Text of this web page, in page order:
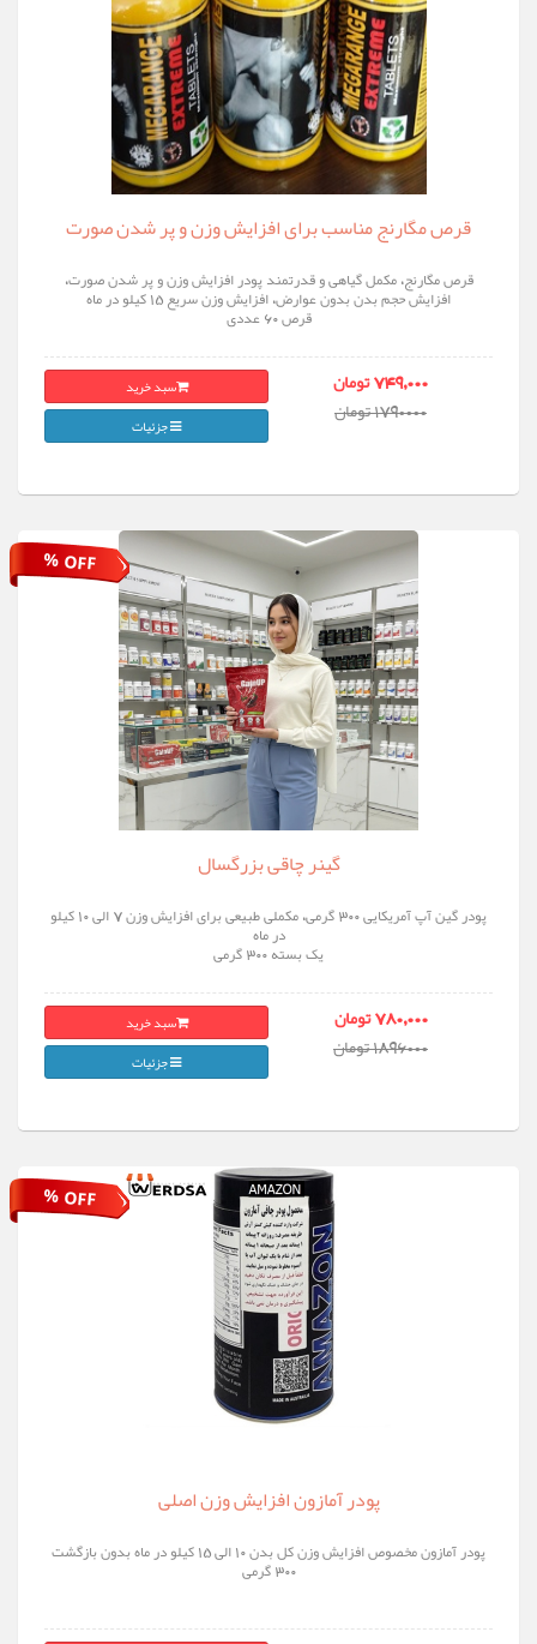
قرص مگارنج مناسب برای افزایش وزن و پر شدن صورت
قرص مگارنج، مکمل گیاهی و قدرتمند پودر افزایش وزن و پر شدن صورت،
افزایش حجم بدن بدون عوارض، افزایش وزن سریع 15 کیلو در ماه
قرص 60 عددی
749,000 تومان
1790000 تومان
سبد خرید
جزئیات
% OFF
گینر چاقی بزرگسال
پودر گین آپ آمریکایی ۳۰۰ گرمی، مکملی طبیعی برای افزایش وزن 7 الی 10 کیلو
در ماه
یک بسته 300 گرمی
780,000 تومان
1896000 تومان
سبد خرید
جزئیات
% OFF
پودر آمازون افزایش وزن اصلی
پودر آمازون مخصوص افزایش وزن کل بدن 10 الی 15 کیلو در ماه بدون بازگشت
300 گرمی